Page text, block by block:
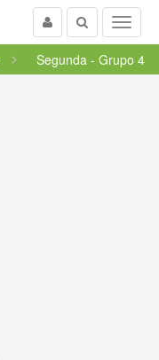
Menu
Buscar
Usuario
Segunda - Grupo 4